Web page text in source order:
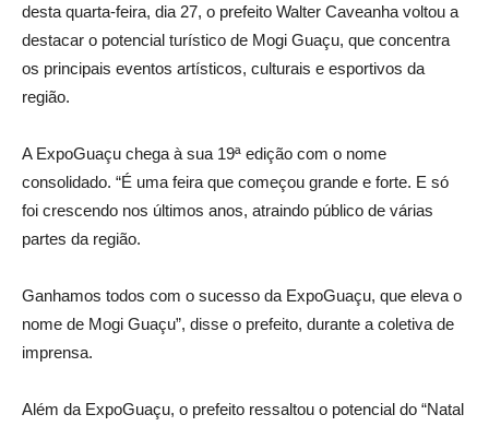
desta quarta-feira, dia 27, o prefeito Walter Caveanha voltou a
destacar o potencial turístico de Mogi Guaçu, que concentra
os principais eventos artísticos, culturais e esportivos da
região.
A ExpoGuaçu chega à sua 19ª edição com o nome
consolidado. “É uma feira que começou grande e forte. E só
foi crescendo nos últimos anos, atraindo público de várias
partes da região.
Ganhamos todos com o sucesso da ExpoGuaçu, que eleva o
nome de Mogi Guaçu”, disse o prefeito, durante a coletiva de
imprensa.
Além da ExpoGuaçu, o prefeito ressaltou o potencial do “Natal